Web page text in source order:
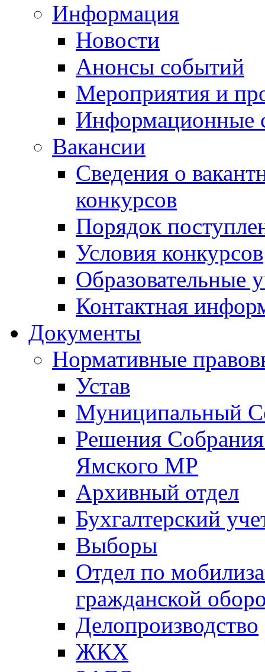
Информация
Новости
Анонсы событий
Мероприятия и
Информационные
Вакансии
Сведения о
конкурсов
Порядок
Условия конкурсов
Образовательные
Контактная
Документы
Нормативные
Устав
Муниципальный
Решения
Ямского МР
Архивный отдел
Бухгалтерский
Выборы
Отдел по
гражданской
Делопроизводство
ЖКХ